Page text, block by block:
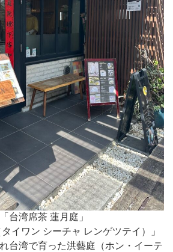
「台湾席茶 蓮月庭」
イワン シーチャ レンゲツテイ）」
台湾で育った洪藝庭（ホン・イーテ